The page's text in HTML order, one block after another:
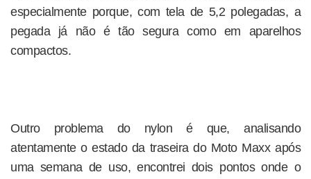
especialmente porque, com tela de 5,2 polegadas, a
pegada já não é tão segura como em aparelhos
compactos.
Outro problema do nylon é que, analisando
atentamente o estado da traseira do Moto Maxx após
uma semana de uso, encontrei dois pontos onde o